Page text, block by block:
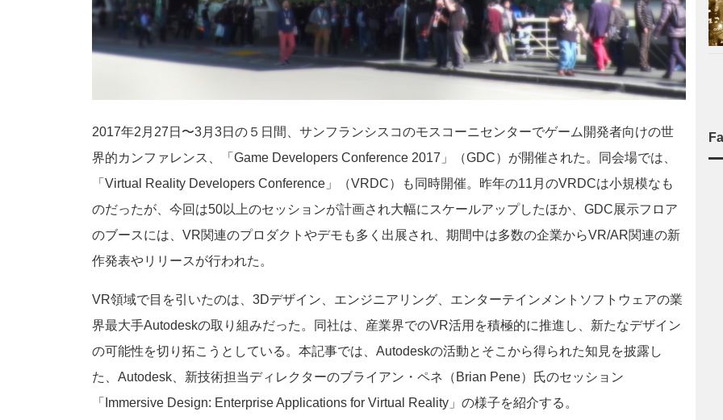
2017年2月27日〜3月3日の５日間、サンフランシスコのモスコーニセンターでゲーム開発者向けの世
界的カンファレンス、「Game Developers Conference 2017」（GDC）が開催された。同会場では、
「Virtual Reality Developers Conference」（VRDC）も同時開催。昨年の11月のVRDCは小規模なも
のだったが、今回は50以上のセッションが計画され大幅にスケールアップしたほか、GDC展示フロア
のブースには、VR関連のプロダクトやデモも多く出展され、期間中は多数の企業からVR/AR関連の新
作発表やリリースが行われた。
VR領域で目を引いたのは、3Dデザイン、エンジニアリング、エンターテインメントソフトウェアの業
界最大手Autodeskの取り組みだった。同社は、産業界でのVR活用を積極的に推進し、新たなデザイン
の可能性を切り拓こうとしている。本記事では、Autodeskの活動とそこから得られた知見を披露し
た、Autodesk、新技術担当ディレクターのブライアン・ペネ（Brian Pene）氏のセッション
「Immersive Design: Enterprise Applications for Virtual Reality」の様子を紹介する。